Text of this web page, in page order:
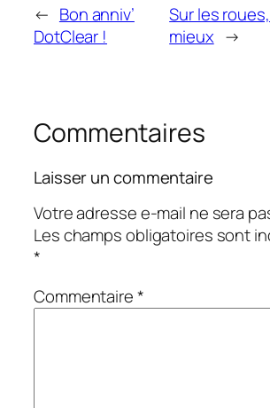
← Bon anniv’
DotClear !
Sur les
mieux →
Commentaires
Laisser un commentaire
Votre adresse e-mail ne sera
Les champs obligatoires sont
*
Commentaire*